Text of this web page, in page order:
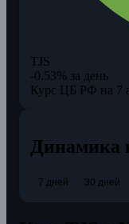
TJS
-0.53% за день
Курс ЦБ РФ на 7
Динамика
7 дней 30 дней